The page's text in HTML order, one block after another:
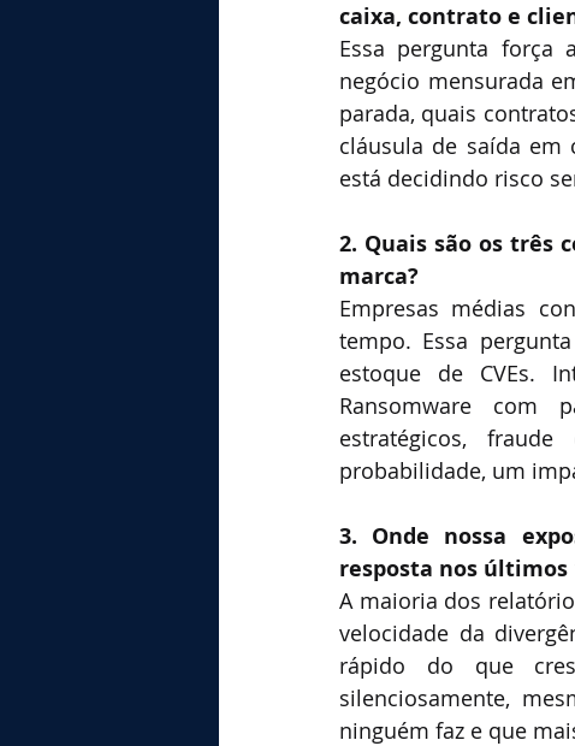
caixa, contrato e
Essa pergunta
negócio mensurada
parada, quais
cláusula de saída em
está decidindo risco
2. Quais são os três
marca?
Empresas médias
tempo. Essa
estoque de CVEs.
Ransomware com
estratégicos,
probabilidade, um
3. Onde nossa
resposta nos últimos
A maioria dos
velocidade da
rápido do que
silenciosamente,
ninguém faz e que